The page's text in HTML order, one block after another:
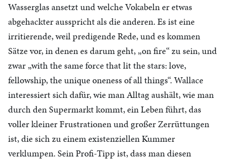
Wasserglas ansetzt und welche Vokabeln er etwas
abgehackter ausspricht als die anderen. Es ist eine
irritierende, weil predigende Rede, und es kommen
Sätze vor, in denen es darum geht, „on fire“ zu sein, und
zwar „with the same force that lit the stars: love,
fellowship, the unique oneness of all things“. Wallace
interessiert sich dafür, wie man Alltag aushält, wie man
durch den Supermarkt kommt, ein Leben führt, das
voller kleiner Frustrationen und großer Zerrüttungen
ist, die sich zu einem existenziellen Kummer
verklumpen. Sein Profi-Tipp ist, dass man diesen